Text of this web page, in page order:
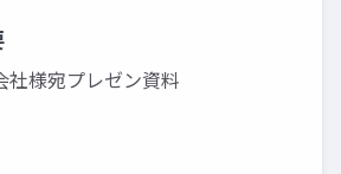
社様宛プレゼン資料